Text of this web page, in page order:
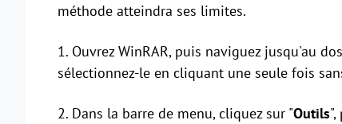
méthode atteindra ses limites.
1. Ouvrez WinRAR, puis naviguez jusqu'au
sélectionnez-le en cliquant une seule fois
2. Dans la barre de menu, cliquez sur "Outils